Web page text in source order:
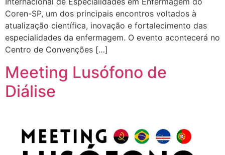
Coren-SP, um dos principais encontros voltados à
atualização científica, inovação e fortalecimento das
especialidades da enfermagem. O evento acontecerá no
Centro de Convenções […]
Meeting Lusófono de
Diálise